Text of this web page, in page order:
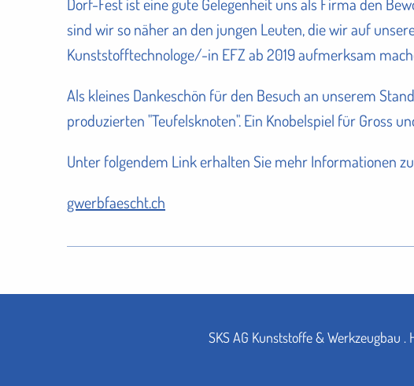
Dorf-Fest ist eine gute Gelegenheit uns als Firma den
sind wir so näher an den jungen Leuten, die wir auf
Kunststofftechnologe/-in EFZ ab 2019 aufmerksam
Als kleines Dankeschön für den Besuch an unserem
produzierten "Teufelsknoten". Ein Knobelspiel für Gross
Unter folgendem Link erhalten Sie mehr Informationen
gwerbfaescht.ch
SKS AG Kunststoffe & Werkzeugbau .